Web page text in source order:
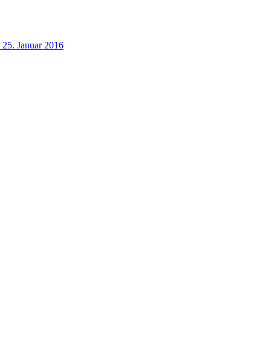
25. Januar 2016